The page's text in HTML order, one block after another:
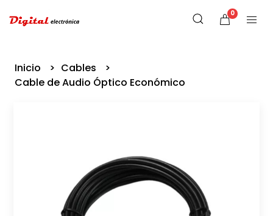
0
Inicio
Cables
Cable de Audio Óptico Económico